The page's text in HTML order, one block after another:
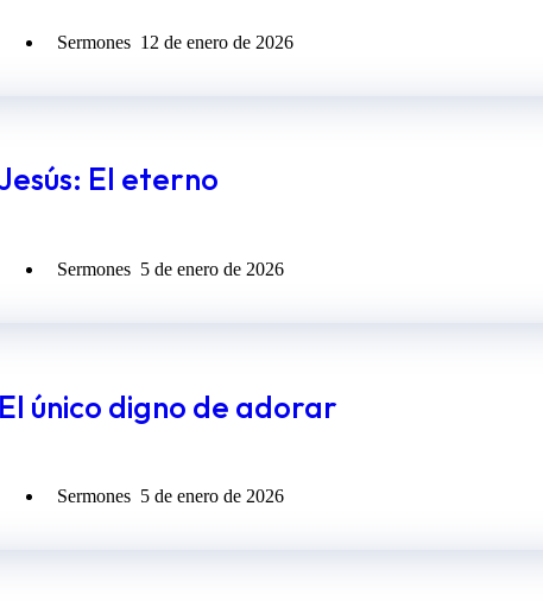
Sermones 12 de enero de 2026
El eterno
Sermones 5 de enero de 2026
El único digno de adorar
Sermones 5 de enero de 2026